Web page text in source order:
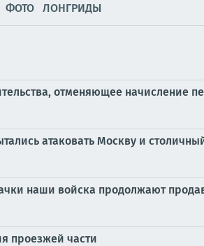
ФОТО ЛОНГРИДЫ
отменяющее начисление
атаковать Москву и
наши войска продолжают
проезжей части